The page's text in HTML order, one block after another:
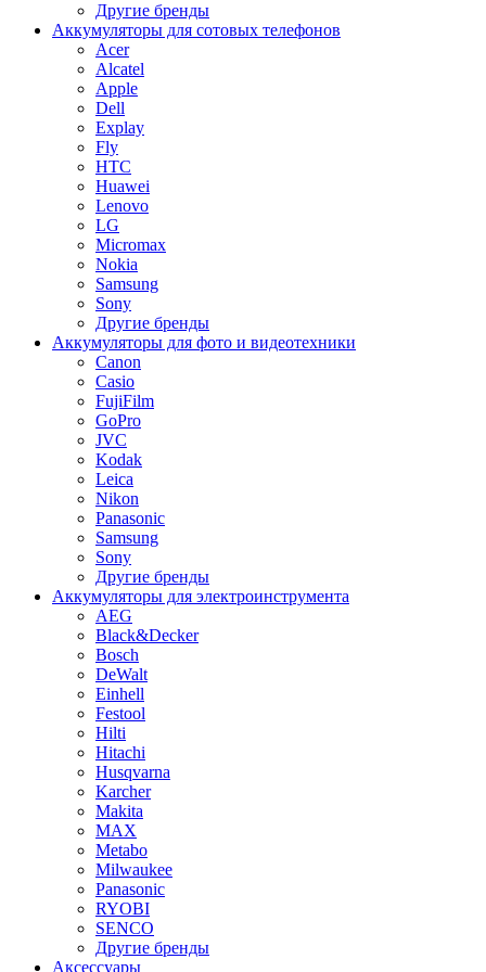
Другие бренды
Аккумуляторы для сотовых телефонов
Acer
Alcatel
Apple
Dell
Explay
Fly
HTC
Huawei
Lenovo
LG
Micromax
Nokia
Samsung
Sony
Другие бренды
Аккумуляторы для фото и видеотехники
Canon
Casio
FujiFilm
GoPro
JVC
Kodak
Leica
Nikon
Panasonic
Samsung
Sony
Другие бренды
Аккумуляторы для электроинструмента
AEG
Black&Decker
Bosch
DeWalt
Einhell
Festool
Hilti
Hitachi
Husqvarna
Karcher
Makita
MAX
Metabo
Milwaukee
Panasonic
RYOBI
SENCO
Другие бренды
Аксессуары